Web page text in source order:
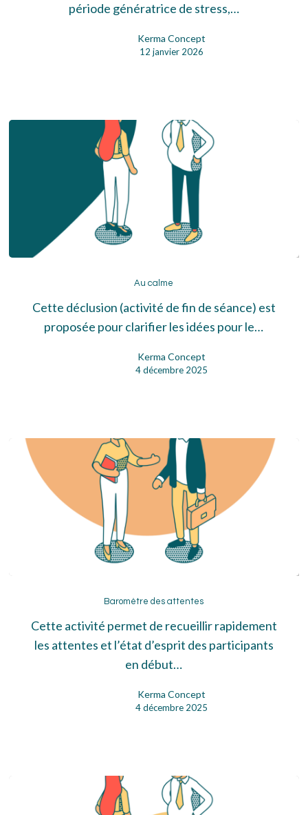
période génératrice de stress,…
Kerma Concept
12 janvier 2026
calme
Au calme
Cette déclusion (activité de fin de séance) est
proposée pour clarifier les idées pour le…
Kerma Concept
4 décembre 2025
des
attentes
Baromètre des attentes
Cette activité permet de recueillir rapidement
les attentes et l’état d’esprit des participants
en début…
Kerma Concept
4 décembre 2025